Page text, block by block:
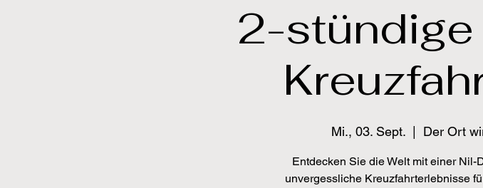
2-
Mi., 03. Sept.
  |
Der Ort
Entdecken Sie die Welt mit einer
unvergessliche Kreuzfahrterlebnisse